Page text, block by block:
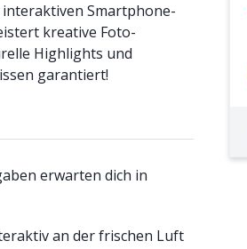
Smartphone-
kreative Foto-
Highlights und
garantiert!
erwarten dich in
an der frischen Luft